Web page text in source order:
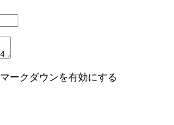
マークダウンを有効にする